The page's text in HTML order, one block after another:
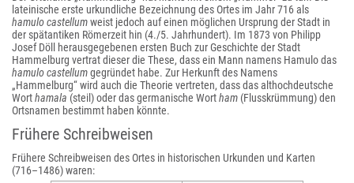
lateinische erste urkundliche Bezeichnung des Ortes im Jahr 716 als
hamulo castellumweist jedoch auf einen möglichen Ursprung der Stadt in
der spätantiken Römerzeit hin (4./5. Jahrhundert). Im 1873 von Philipp
Josef Döll herausgegebenen ersten Buch zur Geschichte der Stadt
Hammelburg vertrat dieser die These, dass ein Mann namens Hamulo das
hamulo castellumgegründet habe. Zur Herkunft des Namens
„Hammelburg“ wird auch die Theorie vertreten, dass das althochdeutsche
Worthamala (steil) oder das germanische Wortham (Flusskrümmung) den
Ortsnamen bestimmt haben könnte.
Frühere Schreibweisen
Frühere Schreibweisen des Ortes in historischen Urkunden und Karten
(716–1486) waren: